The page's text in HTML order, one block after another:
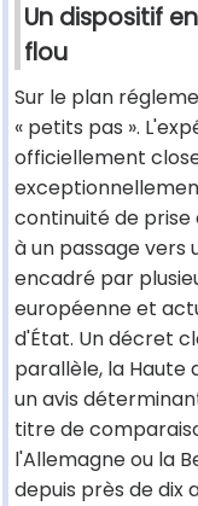
Un dispositif
flou
Sur le plan
« petits pas ».
officiellement
continuité de prise
à un passage vers
encadré par
européenne et
d'État. Un décret
parallèle, la Haute
un avis
titre de
l'Allemagne ou la
depuis près de dix